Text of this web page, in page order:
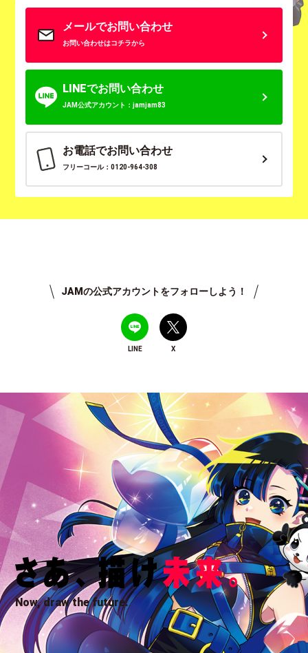
メールでお問い合わせ
お問い合わせはコチラから
LINEでお問い合わせ
JAM公式アカウント：jamjam83
お電話でお問い合わせ
フリーコール：0120-964-308
JAMの公式アカウントをフォローしよう！
LINE X
Now, draw the future.